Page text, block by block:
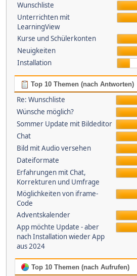
Wunschliste
Unterrichten mit
LearningView
Kurse und Schülerkonten
Neuigkeiten
Installation
Top 10 Themen (nach Antworten)
Re: Wunschliste
Wünsche möglich?
Sommer Update mit Bildeditor
Chat
Bild mit Audio versehen
Dateiformate
Erfahrungen mit Chat,
Korrekturen und Umfrage
Möglichkeiten von iframe-
Code
Adventskalender
App möchte Update - aber
nach Installation wieder App
aus 2024
Top 10 Themen (nach Aufrufen)